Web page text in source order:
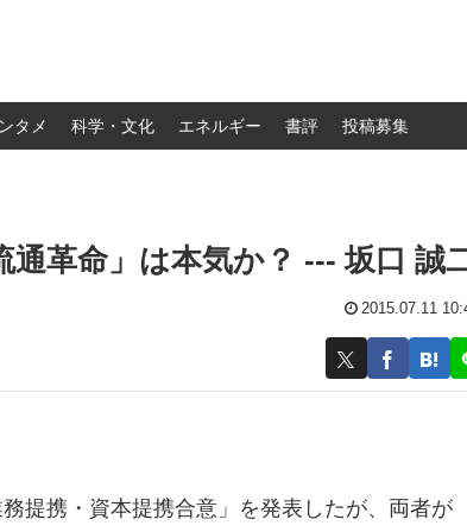
タメ 科学・文化 エネルギー 書評 投稿募集
革命」は本気か？ --- 坂口 誠
2015.07.11
提携・資本提携合意」を発表したが、両者が